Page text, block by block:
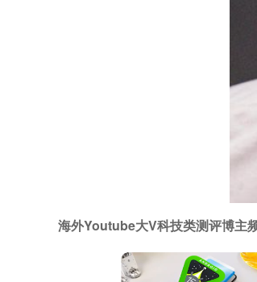
海外Youtube大V科技类测评博主